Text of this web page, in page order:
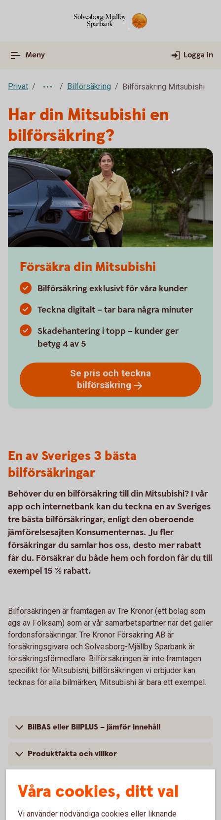
Meny Logga in
Privat Bilförsäkring Bilförsäkring Mitsubishi
Har din Mitsubishi en
bilförsäkring?
Försäkra din Mitsubishi
Bilförsäkring exklusivt för våra kunder
Teckna digitalt – tar bara några minuter
Skadehantering i topp – kunder ger
betyg 4 av 5
Se pris och teckna
bilförsäkring
En av Sveriges 3 bästa
bilförsäkringar
Behöver du en bilförsäkring till din Mitsubishi? I vår
app och internetbank kan du teckna en av Sveriges
tre bästa bilförsäkringar, enligt den oberoende
jämförelsesajten Konsumenternas. Ju fler
försäkringar du samlar hos oss, desto mer rabatt
får du. Försäkrar du både hem och fordon får du till
exempel 15 % rabatt.
Bilförsäkringen är framtagen av Tre Kronor (ett bolag som
ägs av Folksam) som är vår samarbetspartner när det gäller
fordonsförsäkringar. Tre Kronor Försäkring AB är
försäkringsgivare och Sölvesborg-Mjällby Sparbank är
försäkringsförmedlare. Bilförsäkringen är inte framtagen
specifikt för Mitsubishi; bilförsäkringen vi erbjuder kan
tecknas för alla bilmärken, Mitsubishi är bara ett exempel.
BilBAS eller BilPLUS – jämför innehåll
Produktfakta och villkor
Våra cookies, ditt val
Vi använder nödvändiga cookies eller liknande